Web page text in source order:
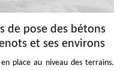
de pose des bétons
et ses environs
place au niveau des terrains.